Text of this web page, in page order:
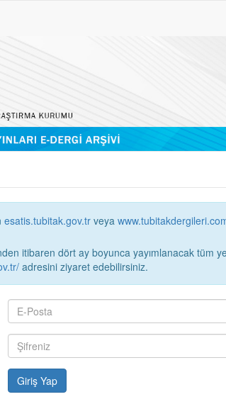
esatis.tubitak.gov.tr veya
itibaren dört ay boyunca yayımlanacak tüm yeni
adresini ziyaret edebilirsiniz.